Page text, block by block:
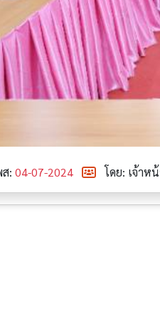
: 04-07-2024 โดย: เจ้าห